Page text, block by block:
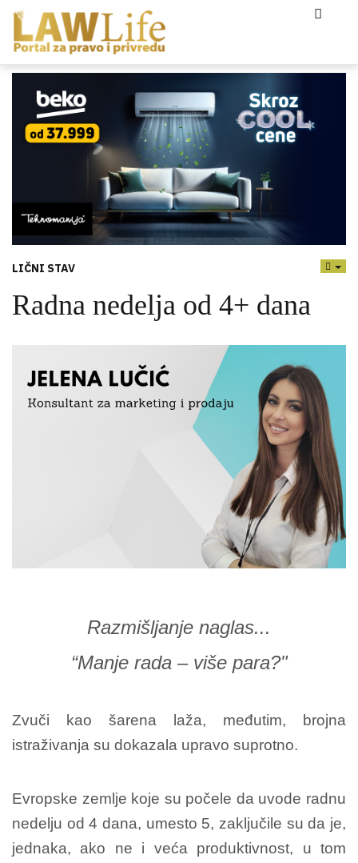
LIČNI STAV
Radna nedelja od 4+ dana
Razmišljanje naglas...
“Manje rada – više para?"
Zvuči kao šarena laža, međutim, brojna
istraživanja su dokazala upravo suprotno.
Evropske zemlje koje su počele da uvode radnu
nedelju od 4 dana, umesto 5, zaključile su da je,
jednaka, ako ne i veća produktivnost, u tom